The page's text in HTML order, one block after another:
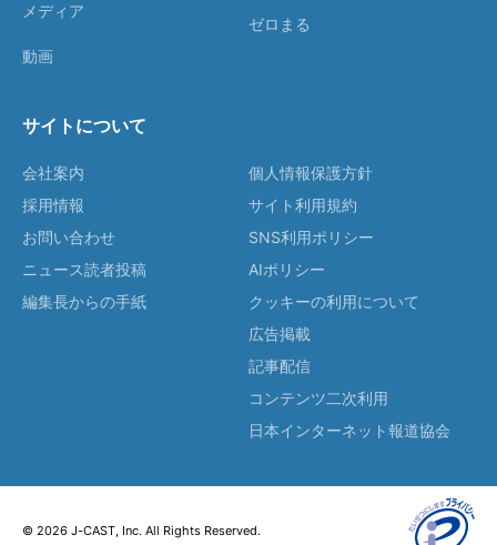
メディア
動画
ゼロまる
サイトについて
会社案内
採用情報
お問い合わせ
ニュース読者投稿
編集長からの手紙
個人情報保護方針
サイト利用規約
SNS利用ポリシー
AIポリシー
クッキーの利用について
広告掲載
記事配信
コンテンツ二次利用
日本インターネット報道協会
© 2026 J-CAST, Inc. All Rights Reserved.